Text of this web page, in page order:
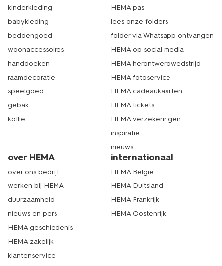
kinderkleding
babykleding
beddengoed
woonaccessoires
handdoeken
raamdecoratie
speelgoed
gebak
koffie
HEMA pas
lees onze folders
folder via Whatsapp ontvangen
HEMA op social media
HEMA herontwerpwedstrijd
HEMA fotoservice
HEMA cadeaukaarten
HEMA tickets
HEMA verzekeringen
inspiratie
nieuws
over HEMA
over ons bedrijf
werken bij HEMA
duurzaamheid
nieuws en pers
HEMA geschiedenis
HEMA zakelijk
klantenservice
internationaal
HEMA België
HEMA Duitsland
HEMA Frankrijk
HEMA Oostenrijk